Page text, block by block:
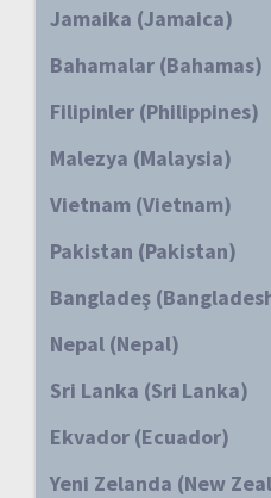
Jamaika (Jamaica)
Bahamalar (Bahamas)
Filipinler (Philippines)
Malezya (Malaysia)
Vietnam (Vietnam)
Pakistan (Pakistan)
Bangladeş
Nepal (Nepal)
Sri Lanka (Sri Lanka)
Ekvador (Ecuador)
Yeni Zelanda (New